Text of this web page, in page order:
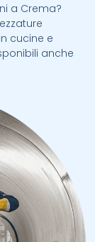
a Crema?
cucine e
anche